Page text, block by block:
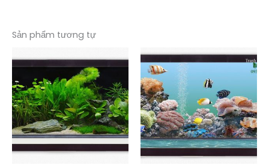
Sản phẩm tương tự